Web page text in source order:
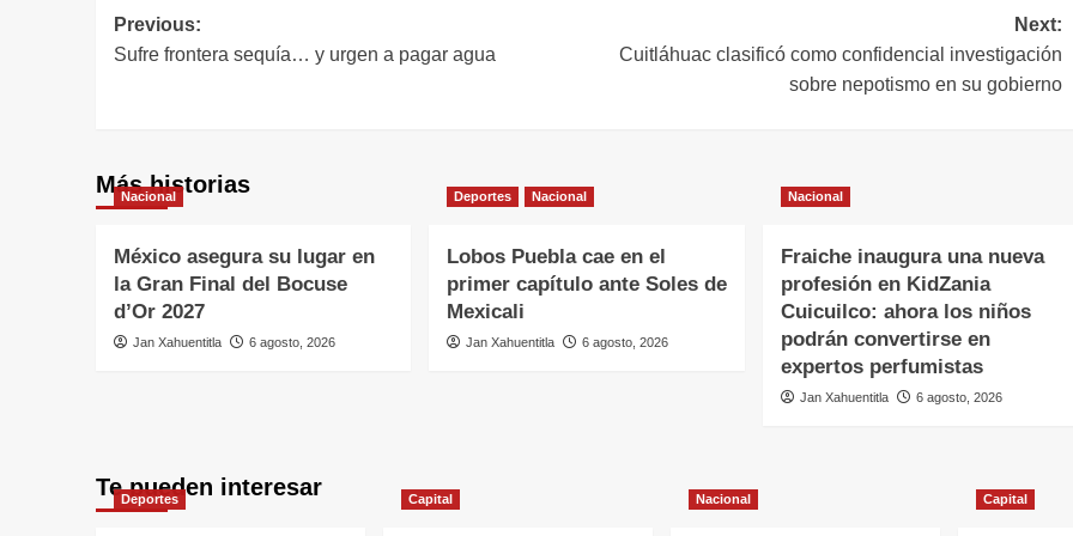
Previous:
Sufre frontera sequía… y urgen a pagar agua
Next:
Cuitláhuac clasificó como confidencial investigación
sobre nepotismo en su gobierno
Más historias
Nacional
México asegura su lugar en
la Gran Final del Bocuse
d’Or 2027
Jan Xahuentitla 6 agosto, 2026
Deportes Nacional
Lobos Puebla cae en el
primer capítulo ante Soles de
Mexicali
Jan Xahuentitla 6 agosto, 2026
Nacional
Fraiche inaugura una nueva
profesión en KidZania
Cuicuilco: ahora los niños
podrán convertirse en
expertos perfumistas
Jan Xahuentitla 6 agosto, 2026
Te pueden interesar
Deportes Capital Nacional Capital